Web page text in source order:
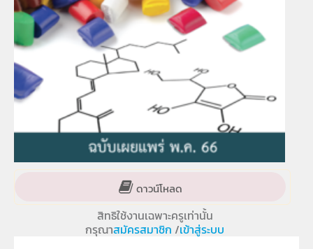
ดาวน์โหลด
สิทธิใช้งานเฉพาะครูเท่านั้น
กรุณาสมัครสมาชิก /เข้าสู่ระบบ